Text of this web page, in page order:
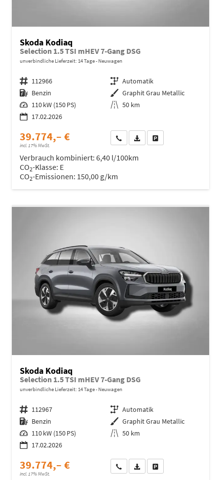
Skoda Kodiaq
Selection 1.5 TSI mHEV 7-Gang DSG
unverbindliche Lieferzeit: 14 Tage Neuwagen
Fahrzeugnr. 112966 Getriebe Automatik
Kraftstoff Benzin Außenfarbe Graphit Grau Metallic
Leistung 110 kW (150 PS) Kilometerstand 50 km
17.02.2026
39.774,– €
incl. 17% MwSt.
Wir rufen Sie anFahrzeugexposé (PDF)
Verbrauch kombiniert: 6,40 l/100km
CO2-Klasse: E
CO2-Emissionen: 150,00 g/km
Skoda Kodiaq
Selection 1.5 TSI mHEV 7-Gang DSG
unverbindliche Lieferzeit: 14 Tage Neuwagen
Fahrzeugnr. 112967 Getriebe Automatik
Kraftstoff Benzin Außenfarbe Graphit Grau Metallic
Leistung 110 kW (150 PS) Kilometerstand 50 km
17.02.2026
39.774,– €
incl. 17% MwSt.
Wir rufen Sie anFahrzeugexposé (PDF)